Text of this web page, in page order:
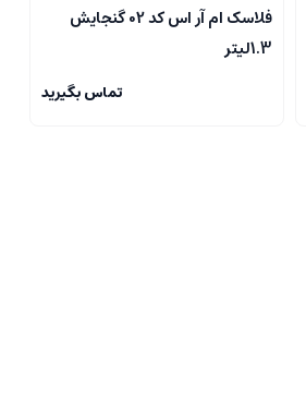
فلاسک ام آر اس کد 02 گنجایش
1.3لیتر
تماس بگیرید